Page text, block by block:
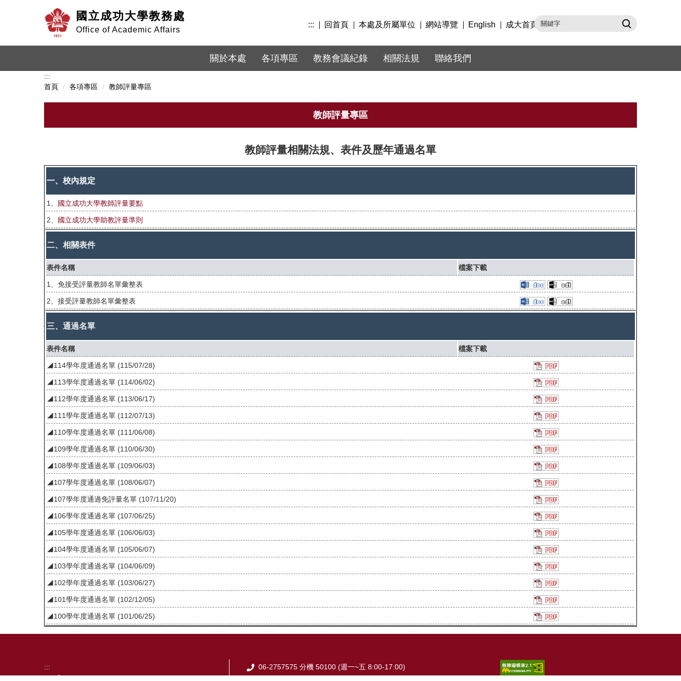
區
國立成功大學教務處
Office of Academic Affairs
::: 回首頁 本處及所屬單位 網站導覽 English 成大首頁
關於本處 各項專區 教務會議紀錄 相關法規 聯絡我們
:::
首頁
各項專區 教師評量專區
教師評量專區
教師評量相關法規、表件及歷年通過名單
一、校內規定
1、 國立成功大學教師評量要點
2、 國立成功大學助教評量準則
二、相關表件
表件名稱 檔案下載
1、免接受評量教師名單彙整表
2、接受評量教師名單彙整表
三、通過名單
表件名稱 檔案下載
◢114學年度通過名單 (115/07/28)
◢113學年度通過名單 (114/06/02)
◢112學年度通過名單 (113/06/17)
◢111學年度通過名單 (112/07/13)
◢110學年度通過名單 (111/06/08)
◢109學年度通過名單 (110/06/30)
◢108學年度通過名單 (109/06/03)
◢107學年度通過名單 (108/06/07)
◢107學年度通過免評量名單 (107/11/20)
◢106學年度通過名單 (107/06/25)
◢105學年度通過名單 (106/06/03)
◢104學年度通過名單 (105/06/07)
◢103學年度通過名單 (104/06/09)
◢102學年度通過名單 (103/06/27)
◢101學年度通過名單 (102/12/05)
◢100學年度通過名單 (101/06/25)
:::
06-2757575 分機 50100 (週一~五 8:00-17:00)